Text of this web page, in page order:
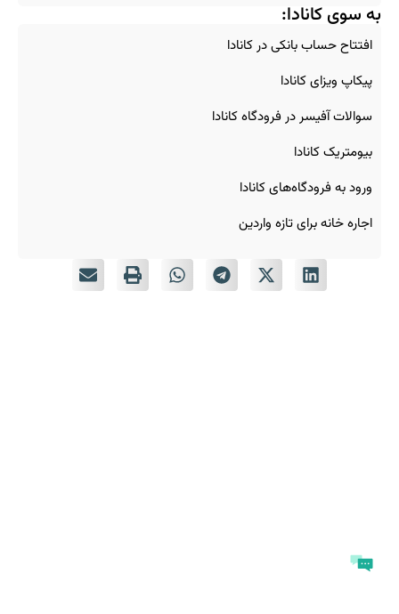
به سوی کانادا:
افتتاح حساب بانکی در کانادا
پیکاپ ویزای کانادا
سوالات آفیسر در فرودگاه کانادا
بیومتریک کانادا
ورود به فرودگاه‌های کانادا
اجاره خانه برای تازه‌ واردین